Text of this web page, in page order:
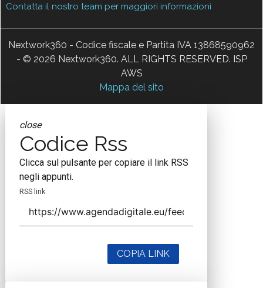
Contatta il nostro team per maggiori informazioni
Nextwork360 - Codice fiscale e Partita IVA 13868590962
- © 2026 Nextwork360. ALL RIGHTS RESERVED. ISP
AWS
Mappa del sito
close
Codice Rss
Clicca sul pulsante per copiare il link RSS
negli appunti.
RSS link
COPIA LINK